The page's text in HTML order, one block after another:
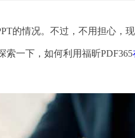
情况。不过，不用担心，现
一下，如何利用福昕PDF365